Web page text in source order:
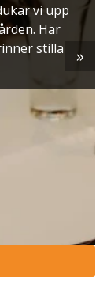
vi upp
Här
stilla
»